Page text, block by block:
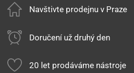
Navštivte prodejnu v Praze
Doručení už druhý den
20 let prodáváme nástroje